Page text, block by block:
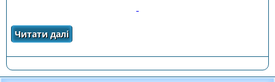
Читати даліпро План роботи комунального навчального
післядипломної освіти педагогічних
працівників Черкаської обласної ради» на
2020 рік